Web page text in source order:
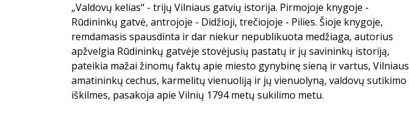
„Valdovų kelias“ - trijų Vilniaus gatvių istorija. Pirmojoje knygoje -
Rūdininkų gatvė, antrojoje - Didžioji, trečiojoje - Pilies. Šioje knygoje,
remdamasis spausdinta ir dar niekur nepublikuota medžiaga, autorius
apžvelgia Rūdininkų gatvėje stovėjusių pastatų ir jų savininkų istoriją,
pateikia mažai žinomų faktų apie miesto gynybinę sieną ir vartus, Vilniaus
amatininkų cechus, karmelitų vienuoliją ir jų vienuolyną, valdovų sutikimo
iškilmes, pasakoja apie Vilnių 1794 metų sukilimo metu.